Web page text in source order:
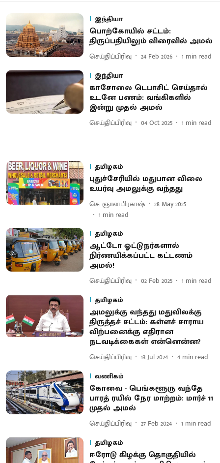
இந்தியா
பொற்கோயில் சட்டம்:
திருப்பதியிலும் விரைவில் அமல்
செய்திப்பிரிவு 24 Feb 2026 1 min read
இந்தியா
காசோலை டெபாசிட் செய்தால்
உடனே பணம்: வங்கிகளில்
இன்று முதல் அமல்
செய்திப்பிரிவு 04 Oct 2025 1 min read
தமிழகம்
புதுச்சேரியில் மதுபான விலை
உயர்வு அமலுக்கு வந்தது
செ. ஞானபிரகாஷ்
28 May 2025
1 min read
தமிழகம்
ஆட்டோ ஓட்டுநர்களால்
நிர்ணயிக்கப்பட்ட கட்டணம்
அமல்!
செய்திப்பிரிவு 02 Feb 2025 1 min read
தமிழகம்
அமலுக்கு வந்தது மதுவிலக்கு
திருத்தச் சட்டம்: கள்ளச் சாராய
விற்பனைக்கு எதிரான
நடவடிக்கைகள் என்னென்ன?
செய்திப்பிரிவு 13 Jul 2024 4 min read
வணிகம்
கோவை - பெங்களூரு வந்தே
பாரத் ரயில் நேர மாற்றம்: மார்ச் 11
முதல் அமல்
செய்திப்பிரிவு 27 Feb 2024 1 min read
தமிழகம்
ஈரோடு கிழக்கு தொகுதியில்